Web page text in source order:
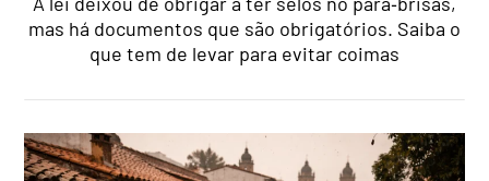
mas há documentos que são obrigatórios. Saiba o
que tem de levar para evitar coimas